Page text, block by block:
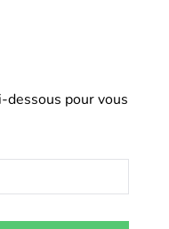
dessous pour vous